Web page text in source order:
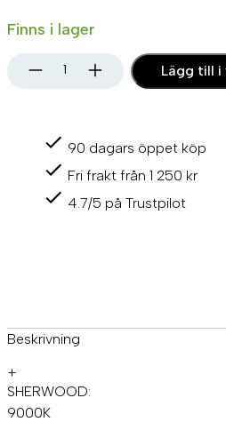
Finns i lager
I
d
n
g
d
Lägg till i
90 dagars öppet köp
Fri frakt från 1 250 kr
4.7/5 på Trustpilot
Beskrivning
+
SHERWOOD:
9000K